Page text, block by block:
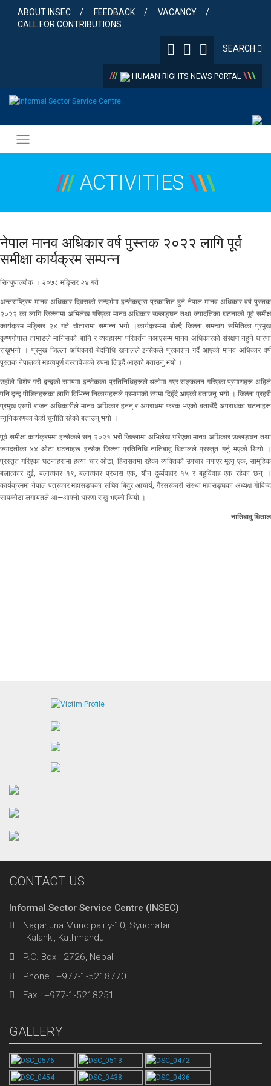
content
ABOUT INSEC FEEDBACK
VACANCY
CALL FOR CONTRIBUTIONS
SEARCH
/// HUMAN RIGHTS NEWS PORTAL \\\
/// ACTIVITIES \\\
नेपाल मानव अधिकार वर्ष पुस्तक २०२२ लागि पूर्व
समीक्षा कार्यक्रम सम्पन्न
सिन्धुपाल्चोक । २०७८ मङ्सिर २४ गते
अन्तराष्ट्रिय मानव अधिकार दिवसको सन्दर्भमा इन्सेकद्वारा प्रकाशित हुने नेपाल मानव अधिकार वर्ष पुस्तक
२०२२ का लागि जिल्लामा अभिलेख गरिएका मानव अधिकार उल्लङ्घन तथा ज्यादतिका घटनाको पूर्व समीक्ष
कार्यक्रम मङ्सिर २४ गते चौतारामा सम्पन्न भयो ।कार्यक्रममा बोल्दै जिल्ला समन्वय समितिका प्रमुख
कृष्णगोपाल तामाङले मानिसको बानि र व्यवहारमा परिवर्तन नआएसम्म मानव अधिकारको संरक्षण नहुने धारणा
राख्नुभयो । प्रमुख जिल्ला अधिकारी बेदनिधि खनालले इन्सेकले प्रकाशन गर्दै आएको मानव अधिकार वर्ष
पुस्तक नेपालको महत्वपूर्ण दस्तावेजको रुपमा लिइदै आएको बताउनु भयो ।
उहाँले विशेष गरी द्वन्द्वको समयमा इन्सेकका प्रतिनिधिहरूले थलोमा गएर सङ्कलन गरिएका प्रमाणहरू अहिले
पनि द्वन्द्व पीडितहरूका लागि विभिन्न निकायहरूले प्रमाणको रुपमा दिइँदै आएको बताउनु भयो । जिल्ला प्रहरी
प्रमुख एसपी राजन अधिकारीले मानव अधिकार हनन् र अपराधमा फरक भएको बताउँदै अपराधका घटनाहरू
न्यूनिकरणका केही चुनौति रहेको बताउनु भयो ।
पूर्व समीक्षा कार्यक्रममा इन्सेकले सन् २०२१ भरी जिल्लामा अभिलेख गरिएका मानव अधिकार उल्लङ्घन तथा
ज्यादतीका ४४ ओटा घटनाहरू इन्सेक जिल्ला प्रतिनिधि नातिबावु धितालले प्रस्तुत गर्नु भएको थियो ।
प्रस्तुत गरिएका घटनाहरूमा हत्या चार ओटा, हिरासतमा रहेका व्यक्तिको उपचार नपाएर मृत्यु एक, सामुहिक
बलात्कार दुई, बलात्कार १९, बलात्कार प्रयास एक, यौन दुर्व्यवहार १५ र बहुविवाह एक रहेका छन् ।
कार्यक्रममा नेपाल पत्रकार महासङ्घका सचिव बिदुर आचार्य, गैरसरकारी संस्था महासङ्घका अध्यक्ष गोविन्द
सापकोटा लगायतले आ—आफ्नो धारणा राख्नु भएको थियो ।
नातिबावु धिताल
CONTACT US
Informal Sector Service Centre (INSEC)
Nagarjuna Muncipality-10, Syuchatar
Kalanki, Kathmandu
P.O. Box : 2726, Nepal
Phone : +977-1-5218770
Fax : +977-1-5218251
GALLERY